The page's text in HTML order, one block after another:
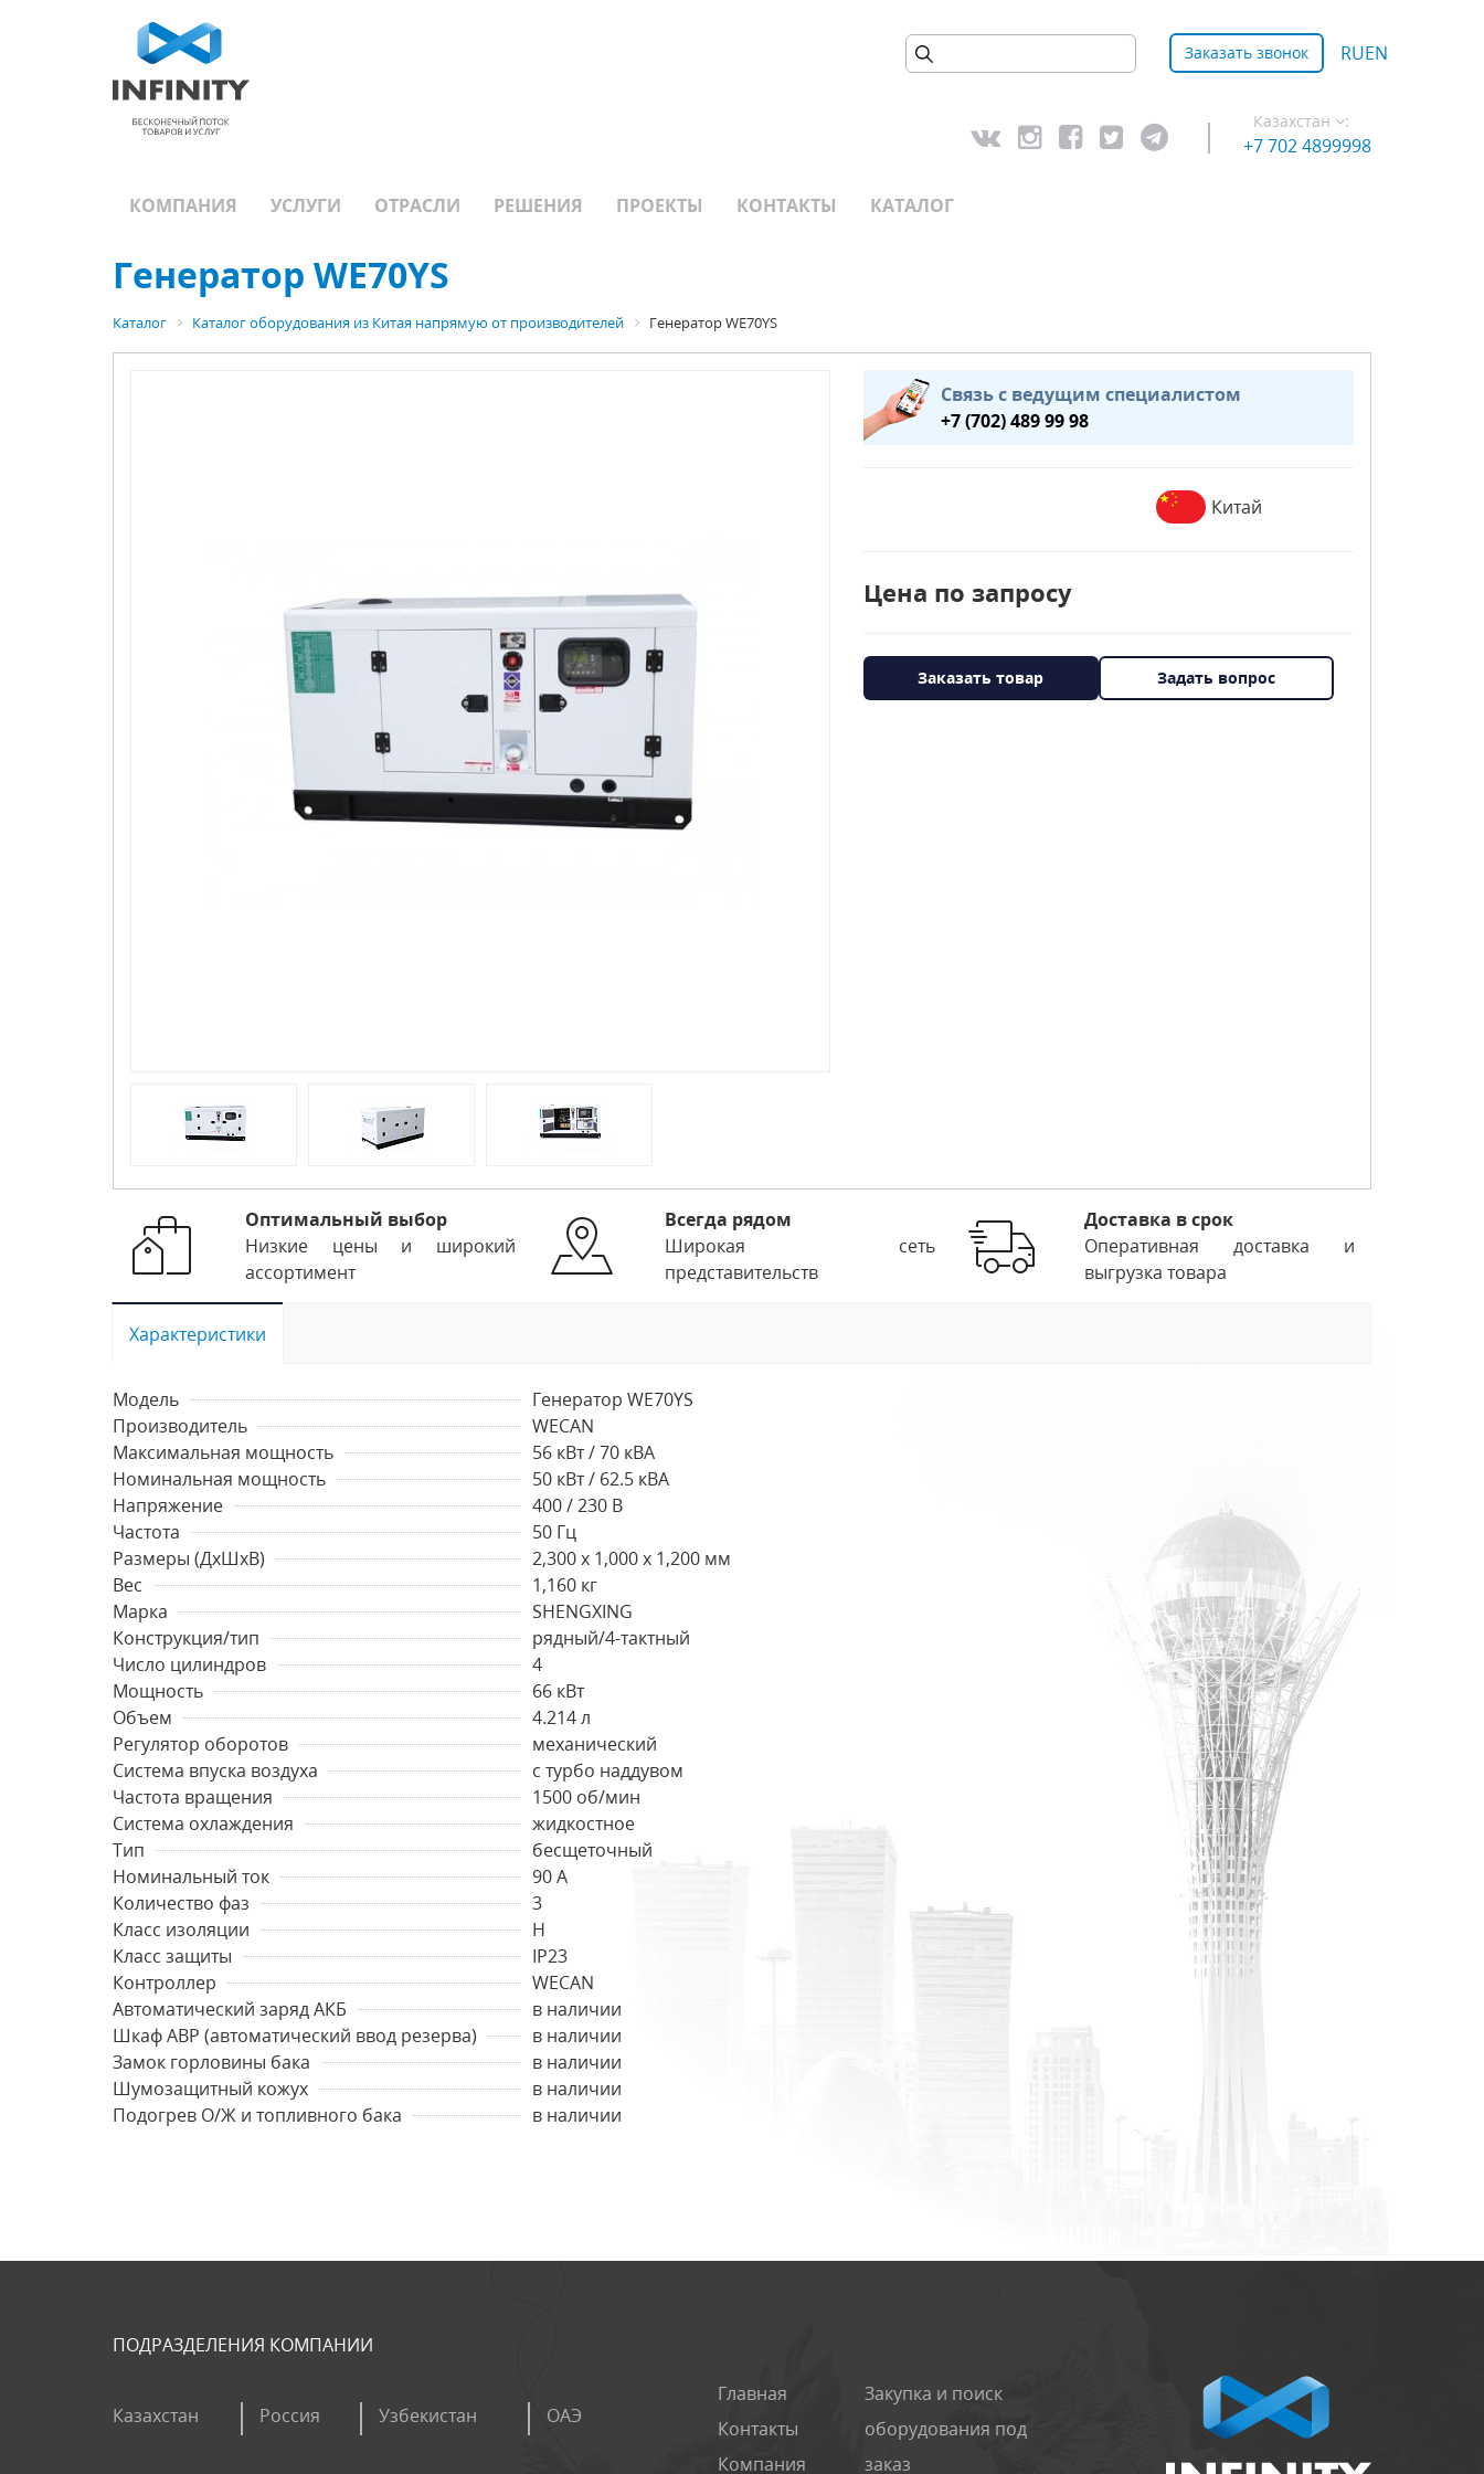
Заказать звонок RUEN
Казахстан :
+7 702 4899998
КОМПАНИЯ УСЛУГИ ОТРАСЛИ РЕШЕНИЯ ПРОЕКТЫ КОНТАКТЫ КАТАЛОГ
Генератор WE70YS
Каталог Каталог оборудования из Китая напрямую от производителей Генератор WE70YS
Связь с ведущим специалистом
+7 (702) 489 99 98
Китай
Цена по запросу
Заказать товар Задать вопрос
Оптимальный выбор
Низкие цены и широкий
ассортимент
Всегда рядом
Широкая сеть
представительств
Доставка в срок
Оперативная доставка и
выгрузка товара
Характеристики
Модель
Генератор WE70YS
Производитель
WECAN
Максимальная мощность
56 кВт / 70 кВА
Номинальная мощность
50 кВт / 62.5 кВА
Напряжение
400 / 230 В
Частота
50 Гц
Размеры (ДхШхВ)
2,300 x 1,000 x 1,200 мм
Вес
1,160 кг
Марка
SHENGXING
Конструкция/тип
рядный/4-тактный
Число цилиндров
4
Мощность
66 кВт
Объем
4.214 л
Регулятор оборотов
механический
Система впуска воздуха
с турбо наддувом
Частота вращения
1500 об/мин
Система охлаждения
жидкостное
Тип
бесщеточный
Номинальный ток
90 А
Количество фаз
3
Класс изоляции
Н
Класс защиты
IP23
Контроллер
WECAN
Автоматический заряд АКБ
в наличии
Шкаф АВР (автоматический ввод резерва)
в наличии
Замок горловины бака
в наличии
Шумозащитный кожух
в наличии
Подогрев О/Ж и топливного бака
в наличии
ПОДРАЗДЕЛЕНИЯ КОМПАНИИ
Казахстан Россия Узбекистан ОАЭ
Главная
Контакты
Компания
Закупка и поиск
оборудования под
заказ